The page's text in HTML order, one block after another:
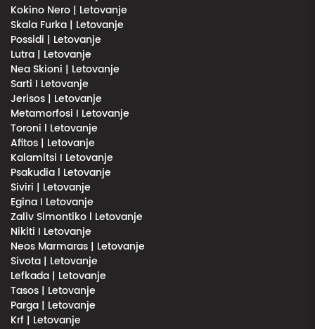
Kokino Nero | Letovanje
Skala Furka | Letovanje
Possidi | Letovanje
Lutra | Letovanje
Nea Skioni | Letovanje
Sarti I Letovanje
Jerisos | Letovanje
Metamorfosi I Letovanje
Toroni l Letovanje
Afitos | Letovanje
Kalamitsi I Letovanje
Psakudia l Letovanje
Siviri | Letovanje
Egina I Letovanje
Zaliv Simontiko l Letovanje
Nikiti I Letovanje
Neos Marmaras | Letovanje
Sivota | Letovanje
Lefkada | Letovanje
Tasos | Letovanje
Parga | Letovanje
Krf | Letovanje